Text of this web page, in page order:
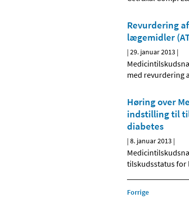
Revurdering
lægemidler
|29. januar 2013 |
med revurdering
Høring over
indstilling til
diabetes
|8. januar 2013 |
tilskudsstatus for
Forrige